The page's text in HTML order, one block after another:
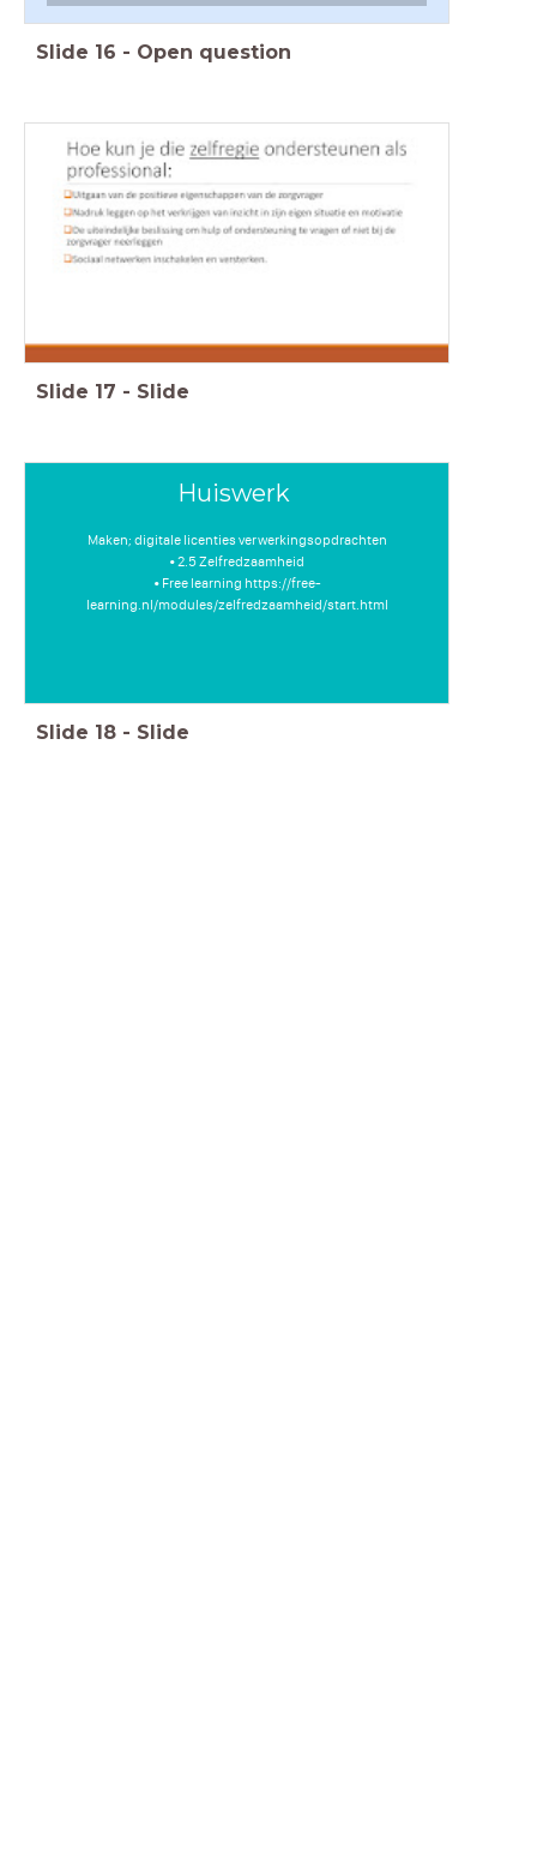
Slide 16 - Open question
Slide 17 - Slide
Huiswerk
Maken; digitale licenties verwerkingsopdrachten
• 2.5 Zelfredzaamheid
• Free learning https://free-
learning.nl/modules/zelfredzaamheid/start.html
Slide 18 - Slide